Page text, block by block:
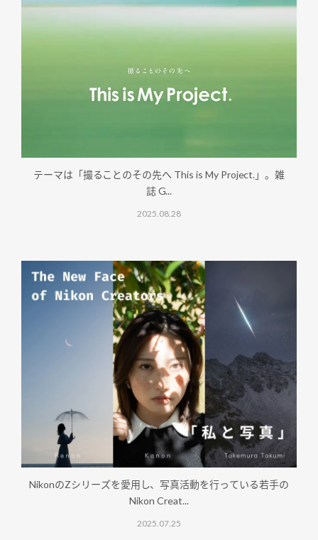
テーマは「撮ることのその先へ This is My Project.」。雑
誌 G...
2025.08.28
NikonのZシリーズを愛用し、写真活動を行っている若手の
Nikon Creat...
2025.07.25